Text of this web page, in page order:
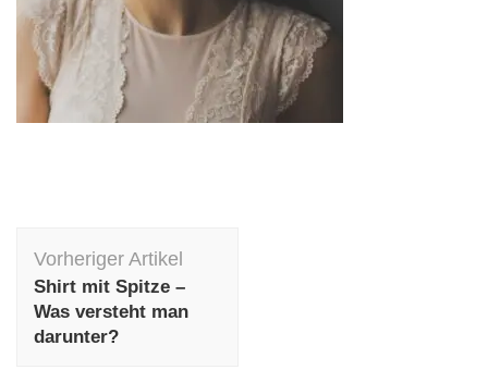
Vorheriger Artikel
Shirt mit Spitze –
Was versteht man
darunter?